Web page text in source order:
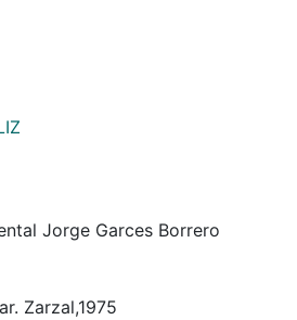
Jorge Garces Borrero
Zarzal,1975